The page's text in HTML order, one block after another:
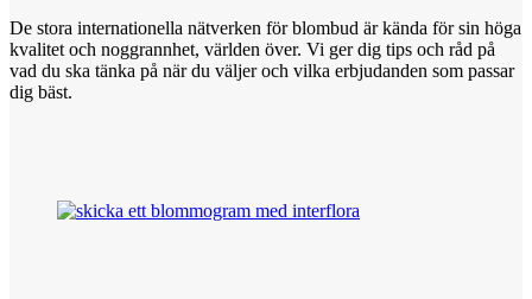
De stora internationella nätverken för blombud är kända för sin höga
kvalitet och noggrannhet, världen över. Vi ger dig tips och råd på
vad du ska tänka på när du väljer och vilka erbjudanden som passar
dig bäst.